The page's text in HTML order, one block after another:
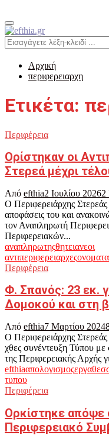
Primary
Menu
Search
for:
Αρχική
περιφερειαρχη
Ετικέτα:
Περιφέρεια
Ορίστηκαν οι
Στερεά μέχρι
Από efthia2 Ιουλίου 20262
Ο Περιφερειάρχης
αποφάσεις του και
τον Αναπληρωτή
Περιφερειακών...
αναπληρωτηςθητειανεοι
αντιπεριφερειαρχεςονοματα
Περιφέρεια
Φ. Σπανός: 23 εκ.
Δομοκού και στη
Από efthia7 Μαρτίου 2024
Ο Περιφερειάρχης
χθες συνέντευξη Τύπου
της Περιφερειακής Αρχής
efthiaαπολογισμοςεργα
τυπου
Περιφέρεια
Ορκίστηκε απόψε
Περιφερειακό